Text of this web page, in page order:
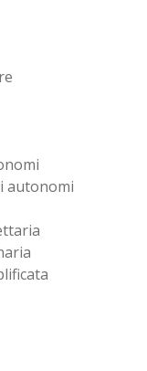
autonomi